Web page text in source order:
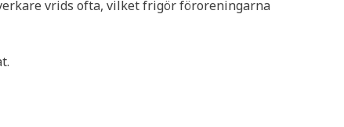
vrids ofta, vilket frigör föroreningarna